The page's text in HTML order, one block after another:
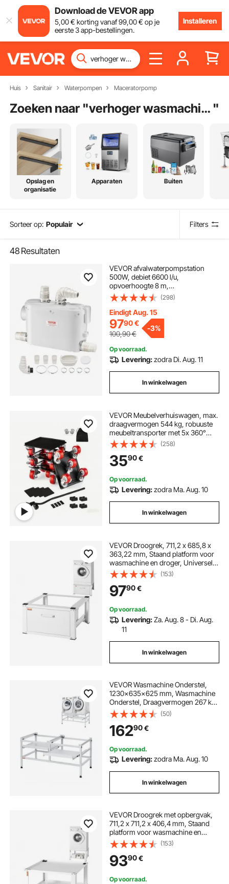
Download de VEVOR app
5,00€ korting vanaf99,00€ op je
eerste 3 app-bestellingen.
Installeren
Huis Sanitair Waterpompen Maceratorpomp
Zoeken naar " verhoger wasmachine "
Opslag en
organisatie
Apparaten Buiten
Sorteer op: Populair Filters
48 Resultaten
VEVOR afvalwaterpompstation
500W, debiet 6600 l/u,
opvoerhoogte 8 m,
afvalwaterpomp 2900 tpm met 3
waterinlaten voor kelder, keuken,
gootsteen, douche, bad, afvoer van
afvalwater in de wasmachine en
vaatwasser.
(298)
Eindigt Aug. 15
9790€
100,90€
-3%
Op voorraad.
Levering:zodra Di. Aug. 11
In winkelwagen
VEVOR Meubelverhuiswagen, max.
draagvermogen 544 kg, robuuste
meubeltransporter met 5x 360°
draaibare wielen, meubelrol,
gereedschapsset voor het tillen en
verplaatsen van meubels voor
huishoudelijke apparaten, bank,
koelkast, wasmachine
(258)
3590€
Op voorraad.
Levering:zodra Ma. Aug. 10
In winkelwagen
VEVOR Droogrek, 711,2 x 685,8 x
363,22 mm, Staand platform voor
wasmachine en droger, Universele
pasvorm, Capaciteit 299,4 kg,
Robuust, Onderstel voor
wasmachine
(153)
9790€
Op voorraad.
Levering:Za. Aug. 8 - Di. Aug.
11
In winkelwagen
VEVOR Wasmachine Onderstel,
1230x635x625 mm, Wasmachine
Onderstel, Draagvermogen 267 kg,
Wasmachine & Droger Onderstel
met Dubbele Planken, 4 Verstelbare
Voeten voor het Optillen van
Wasmachines
(50)
16290€
Op voorraad.
Levering:zodra Ma. Aug. 10
In winkelwagen
VEVOR Droogrek met opbergvak,
711,2 x 711,2 x 406,4 mm, Staand
platform voor wasmachine en
droger, Universele pasvorm,
Capaciteit 299,4 kg,
Multifunctionele stalen basis voor
wasmachine
(153)
9390€
Op voorraad.